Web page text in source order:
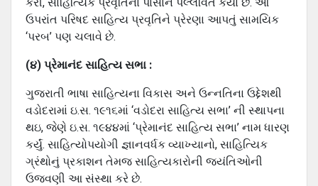
ઉપરાંત પરિષદ સાહિત્‍ય પ્રવૃતિને પ્રેરણા આપતું સામયિક
‘પરબ’ પણ ચલાવે છે.
(૪) પ્રેમાનંદ સાહિત્‍ય સભા :
ગુજરાતી ભાષા સાહિત્‍યના વિકાસ અને ઉન્‍નતિના ઉદ્દેશથી
વડોદરામાં ઇ.સ. ૧૯૧૬માં ‘વડોદરા સાહિત્‍ય સભા’ ની સ્‍થાપના
થઇ, જેણે ઇ.સ. ૧૯૪૪માં ‘પ્રેમાનંદ સાહિત્‍ય સભા’ નામ ધારણ
કર્યું. સાહિત્‍યોપયોગી જ્ઞાનવર્ધક વ્‍યાખ્‍યાનો, સાહિત્યિક
ગ્રંથોનું પ્રકાશન તેમજ સાહિત્‍યકારોની જયંતિઓની
ઉજવણી આ સંસ્‍થા કરે છે.